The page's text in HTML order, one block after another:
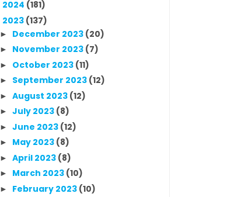
2024 (181)
2023 (137)
► December 2023 (20)
► November 2023 (7)
► October 2023 (11)
► September 2023 (12)
► August 2023 (12)
► July 2023 (8)
► June 2023 (12)
► May 2023 (8)
► April 2023 (8)
► March 2023 (10)
► February 2023 (10)